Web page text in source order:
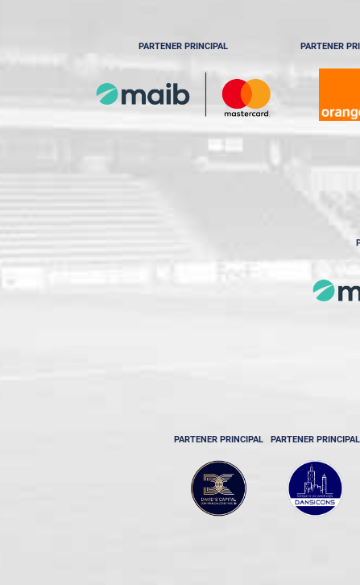
PARTENER PRINCIPAL PARTENER
PARTENER PRINCIPAL PARTENER PRINCIPAL